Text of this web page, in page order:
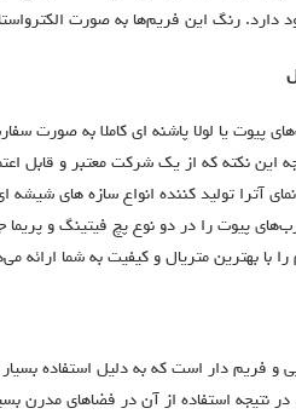
دارد. رنگ این فریم‌ها به صورت
پیوت یا لولا پاشنه ای کاملا به صورت
این نکته که از یک شرکت معتبر و قابل
آترا تولید کننده انواع سازه های
پیوت را در دو نوع پچ فیتینگ و پریما
با بهترین متریال و کیفیت به شما ارائه
و فریم دار است که به دلیل استفاده
نتیجه استفاده از آن در فضاهای مدرن